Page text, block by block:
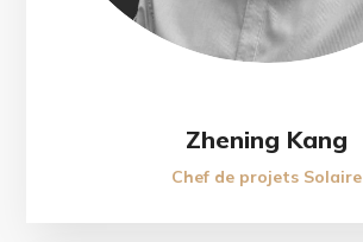
Zhening Kang
Chef de projets Solaire